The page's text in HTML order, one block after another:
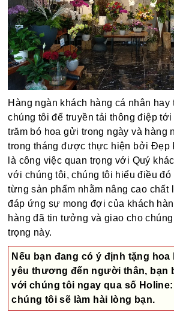
Hàng ngàn khách hàng cá nhân hay
chúng tôi để truyền tải thông điệp
trăm bó hoa gửi trong ngày và hàng
trong tháng được thực hiện bởi Đẹp
là công việc quan trọng với Quý
với chúng tôi, chúng tôi hiểu điều đó
từng sản phẩm nhằm nâng cao
đáp ứng sự mong đợi của khách
hàng đã tin tưởng và giao cho
trọng này.
Nếu bạn đang có ý định tặng
yêu thương đến người thân, bạn
với chúng tôi ngay qua số
chúng tôi sẽ làm hài lòng bạn.